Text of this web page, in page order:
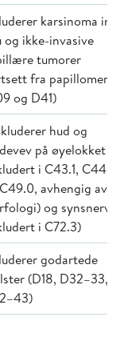
karsinoma in
og ikke-invasive
tumorer
fra papillomer
og D41)
hud og
på øyelokket
i C43.1, C44.1
avhengig av
og
i C72.3)
godartede
(D18, D32–33,